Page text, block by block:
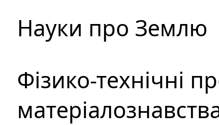
Науки про Землю
Фізико-технічні